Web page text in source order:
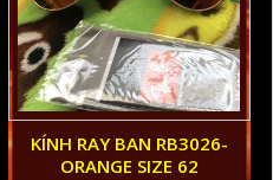
KÍNH RAY BAN RB3026-
ORANGE SIZE 62